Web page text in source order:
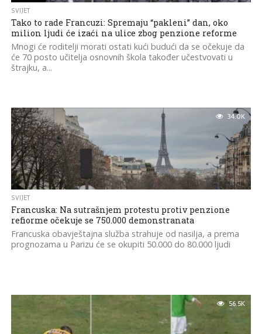
SVIJET
Tako to rade Francuzi: Spremaju “pakleni” dan, oko
milion ljudi će izaći na ulice zbog penzione reforme
Mnogi će roditelji morati ostati kući budući da se očekuje da
će 70 posto učitelja osnovnih škola također učestvovati u
štrajku, a...
34.0K
SVIJET
Francuska: Na sutrašnjem protestu protiv penzione
refiorme očekuje se 750.000 demonstranata
Francuska obavještajna služba strahuje od nasilja, a prema
prognozama u Parizu će se okupiti 50.000 do 80.000 ljudi
56.5K